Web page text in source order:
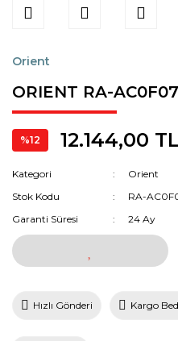
Orient
ORIENT RA-
%12 12.144,00 TL
Kategori
Orient
Stok Kodu
RA-
Garanti Süresi
24 Ay
Hızlı Gönderi Kargo